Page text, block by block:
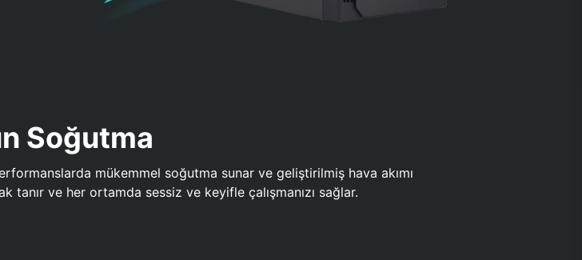
Soğutma
mükemmel soğutma sunar ve geliştirilmiş hava akımı
tanır ve her ortamda sessiz ve keyifle çalışmanızı sağlar.